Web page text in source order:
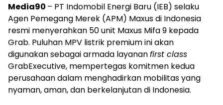
Media90 – PT Indomobil Energi Baru (IEB) selaku
Agen Pemegang Merek (APM) Maxus di Indonesia
resmi menyerahkan 50 unit Maxus Mifa 9 kepada
Grab. Puluhan MPV listrik premium ini akan
digunakan sebagai armada layananfirst class
GrabExecutive, mempertegas komitmen kedua
perusahaan dalam menghadirkan mobilitas yang
nyaman, aman, dan berkelanjutan di Indonesia.